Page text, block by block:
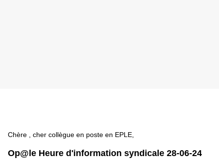
Chère , cher collègue en poste en EPLE,
Op@le Heure d'information syndicale 28-06-24